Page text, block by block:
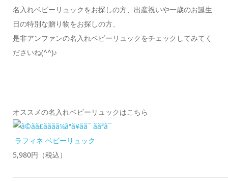
名入れベビーリュックをお探しの方、出産祝いや一歳のお誕生
日の特別な贈り物をお探しの方、
是非アンファンの名入れベビーリュックをチェックしてみてく
ださいね(^^)♪
オススメの名入れベビーリュックはこちら
ラフィネ ベビーリュック
5,980円（税込）